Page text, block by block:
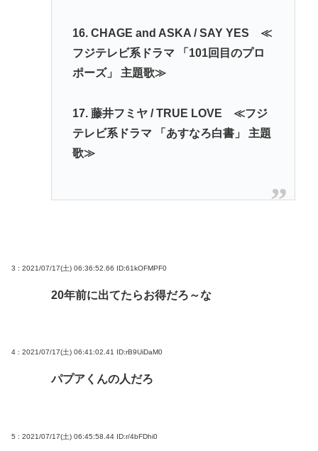
16. CHAGE and ASKA / SAY YES ≪
フジテレビ系ドラマ 「101回目のプロ
ポーズ」 主題歌≫
17. 藤井フミヤ / TRUE LOVE ≪フジ
テレビ系ドラマ 「あすなろ白書」 主題
歌≫
3 : 2021/07/17(土) 06:36:52.66 ID:61kOFMPF0
20年前に出てたらお得だろ～な
4 : 2021/07/17(土) 06:41:02.41 ID:rB9UiDaM0
パプアくんの人だろ
5 : 2021/07/17(土) 06:45:58.44 ID:r/4bFDhi0